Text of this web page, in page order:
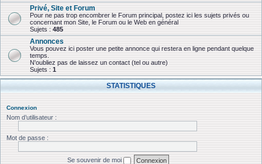
Privé, Site et Forum
Pour ne pas trop encombrer le Forum principal, postez ici les sujets privés ou
concernant mon Site, le Forum ou le Web en général
Sujets : 485
Annonces
Vous pouvez ici poster une petite annonce qui restera en ligne pendant quelque
temps.
N'oubliez pas de laissez un contact (tel ou autre)
Sujets : 1
STATISTIQUES
Connexion
Nom d’utilisateur :
Mot de passe :
Se souvenir de moi